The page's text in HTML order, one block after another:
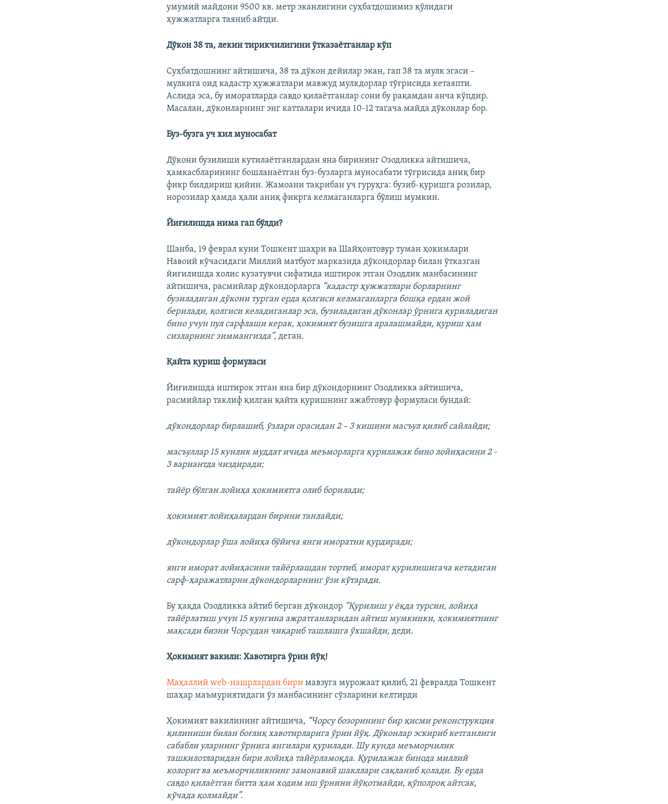
умумий майдони 9500 кв. метр эканлигини суҳбатдошимиз қўлидаги
ҳужжатларга таяниб айтди.
Дўкон 38 та, лекин тирикчилигини ўтказаётганлар кўп
Суҳбатдошнинг айтишича, 38 та дўкон дейилар экан, гап 38 та мулк эгаси –
мулкига оид кадастр ҳужжатлари мавжуд мулкдорлар тўғрисида кетаяпти.
Аслида эса, бу иморатларда савдо қилаётганлар сони бу рақамдан анча кўпдир.
Масалан, дўконларнинг энг катталари ичида 10-12 тагача майда дўконлар бор.
Буз-бузга уч хил муносабат
Дўкони бузилиши кутилаётганлардан яна бирининг Озодликка айтишича,
ҳамкасбларининг бошланаётган буз-бузларга муносабати тўғрисида аниқ бир
фикр билдириш қийин. Жамоани тақрибан уч гуруҳга: бузиб-қуришга розилар,
норозилар ҳамда ҳали аниқ фикрга келмаганларга бўлиш мумкин.
Йиғилишда нима гап бўлди?
Шанба, 19 феврал куни Тошкент шаҳри ва Шайҳонтовур туман ҳокимлари
Навоий кўчасидаги Миллий матбуот марказида дўкондорлар билан ўтказган
йиғилишда холис кузатувчи сифатида иштирок этган Озодлик манбасининг
айтишича, расмийлар дўкондорларга “кадастр ҳужжатлари борларнинг
бузиладиган дўкони турган ерда қолгиси келмаганларга бошқа ердан жой
берилади, қолгиси келадиганлар эса, бузиладиган дўконлар ўрнига қуриладиган
бино учун пул сарфлаши керак, ҳокимият бузишга аралашмайди, қуриш ҳам
сизларнинг зиммангизда”, деган.
Қайта қуриш формуласи
Йиғилишда иштирок этган яна бир дўкондорнинг Озодликка айтишича,
расмийлар таклиф қилган қайта қуришнинг ажабтовур формуласи бундай:
дўкондорлар бирлашиб, ўзлари орасидан 2 – 3 кишини масъул қилиб сайлайди;
масъуллар 15 кунлик муддат ичида меъморларга қурилажак бино лойиҳасини 2 -
3 вариантда чиздиради;
тайёр бўлган лойиҳа ҳокимиятга олиб борилади;
ҳокимият лойиҳалардан бирини танлайди;
дўкондорлар ўша лойиҳа бўйича янги иморатни қурдиради;
янги иморат лойиҳасини тайёрлашдан тортиб, иморат қурилишигача кетадиган
сарф-ҳаражатларни дўкондорларнинг ўзи кўтаради.
Бу ҳақда Озодликка айтиб берган дўкондор “Қурилиш у ёқда турсин, лойиҳа
тайёрлатиш учун 15 кунгина ажратганларидан айтиш мумкинки, ҳокимиятнинг
мақсади бизни Чорсудан чиқариб ташлашга ўхшайди, деди.
Ҳокимият вакили: Хавотирга ўрин йўқ!
Маҳаллий web-нашрлардан бири мавзуга мурожаат қилиб, 21 февралда Тошкент
шаҳар маъмуриятидаги ўз манбасининг сўзларини келтирди
Ҳокимият вакилининг айтишича, “Чорсу бозорининг бир қисми реконструкция
қилиниши билан боғлиқ хавотирларига ўрин йўқ. Дўконлар эскириб кетганлиги
сабабли уларнинг ўрнига янгилари қурилади. Шу кунда меъморчилик
ташкилотларидан бири лойиҳа тайёрламоқда. Қурилажак бинода миллий
колорит ва меъморчиликнинг замонавий шакллари сақланиб қолади. Бу ерда
савдо қилаётган битта ҳам ходим иш ўрнини йўқотмайди, қўполроқ айтсак,
кўчада қолмайди”.